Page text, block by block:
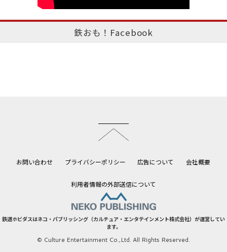
鉄おも！Facebook
お問い合わせ プライバシーポリシー 広告について 会社概要
利用者情報の外部送信について
鉄道ホビダスはネコ・パブリッシング（カルチュア・エンタテインメント株式会社）が運営してい
ます。
© Culture Entertainment Co.,Ltd. All Rights Reserved.